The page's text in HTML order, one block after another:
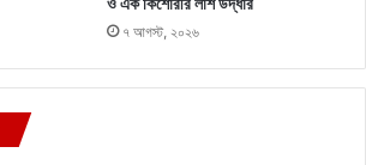
৭ আগস্ট, ২০২৬